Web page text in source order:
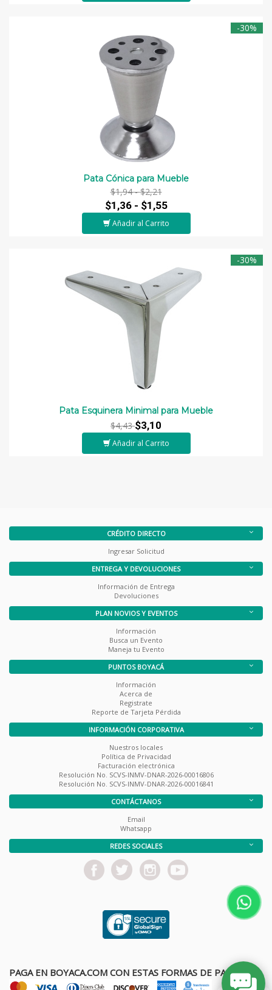
-30%
Pata Cónica para Mueble
$1,94 -$2,21
$1,36 - $1,55
Añadir al Carrito
-30%
Pata Esquinera Minimal para Mueble
$4,43$3,10
Añadir al Carrito
CRÉDITO DIRECTO
Ingresar Solicitud
ENTREGA Y DEVOLUCIONES
Información de Entrega
Devoluciones
PLAN NOVIOS Y EVENTOS
Información
Busca un Evento
Maneja tu Evento
PUNTOS BOYACÁ
Información
Acerca de
Registrate
Reporte de Tarjeta Pérdida
INFORMACIÓN CORPORATIVA
Nuestros locales
Política de Privacidad
Facturación electrónica
Resolución No. SCVS-INMV-DNAR-2026-00016806
Resolución No. SCVS-INMV-DNAR-2026-00016841
CONTÁCTANOS
Email
Whatsapp
REDES SOCIALES
PAGA EN BOYACA.COM CON ESTAS FORMAS DE PAGO